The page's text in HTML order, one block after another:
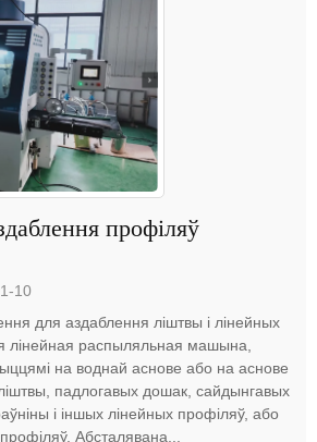
профіляў
10
для аздаблення ліштвы і лінейных
лінейная распыляльная машына,
на воднай аснове або на аснове
падлогавых дошак, сайдынгавых
і іншых лінейных профіляў, або
Абсталявана...